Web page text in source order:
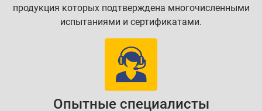
продукция которых подтверждена многочисленными
испытаниями и сертификатами.
Опытные специалисты